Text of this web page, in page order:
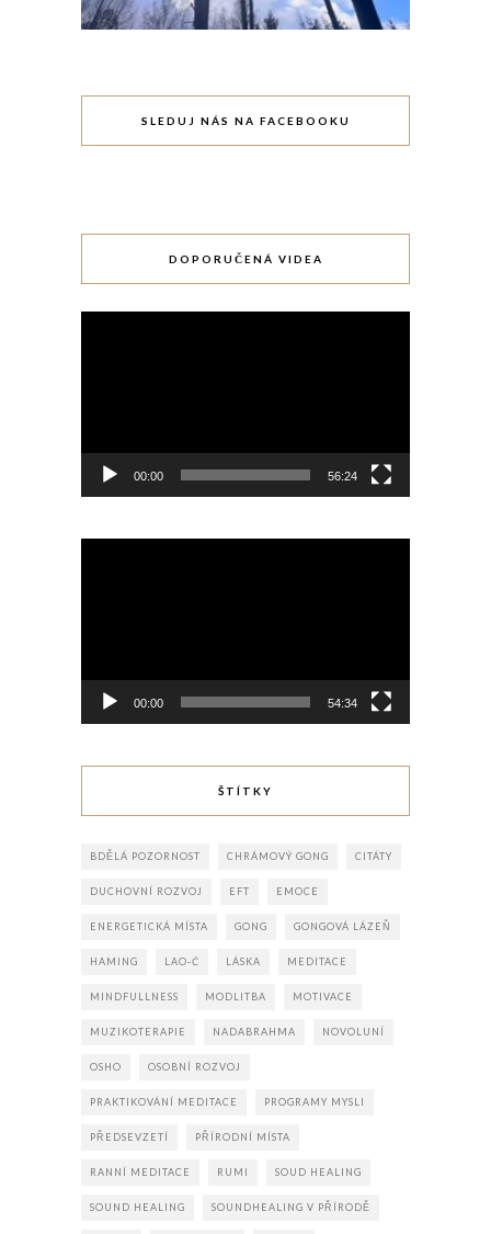
SLEDUJ NÁS NA FACEBOOKU
DOPORUČENÁ VIDEA
00:00 56:24
00:00 54:34
ŠTÍTKY
BDĚLÁ POZORNOST CHRÁMOVÝ GONG CITÁTY
DUCHOVNÍ ROZVOJ EFT EMOCE
ENERGETICKÁ MÍSTA GONG GONGOVÁ LÁZEŇ
HAMING LAO-Ć LÁSKA MEDITACE
MINDFULLNESS MODLITBA MOTIVACE
MUZIKOTERAPIE NADABRAHMA NOVOLUNÍ
OSHO OSOBNÍ ROZVOJ
PRAKTIKOVÁNÍ MEDITACE PROGRAMY MYSLI
PŘEDSEVZETÍ PŘÍRODNÍ MÍSTA
RANNÍ MEDITACE RUMI SOUD HEALING
SOUND HEALING SOUNDHEALING V PŘÍRODĚ